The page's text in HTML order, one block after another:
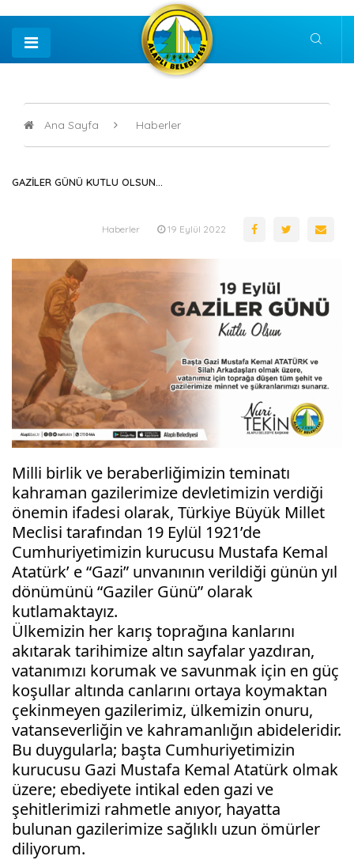
Ana Sayfa Haberler
GAZİLER GÜNÜ KUTLU OLSUN...
Haberler 19 Eylül 2022
Milli birlik ve beraberliğimizin teminatı
kahraman gazilerimize devletimizin verdiği
önemin ifadesi olarak, Türkiye Büyük Millet
Meclisi tarafından 19 Eylül 1921’de
Cumhuriyetimizin kurucusu Mustafa Kemal
Atatürk’ e “Gazi” unvanının verildiği günün yıl
dönümünü “Gaziler Günü” olarak
kutlamaktayız.
Ülkemizin her karış toprağına kanlarını
akıtarak tarihimize altın sayfalar yazdıran,
vatanımızı korumak ve savunmak için en güç
koşullar altında canlarını ortaya koymaktan
çekinmeyen gazilerimiz, ülkemizin onuru,
vatanseverliğin ve kahramanlığın abideleridir.
Bu duygularla; başta Cumhuriyetimizin
kurucusu Gazi Mustafa Kemal Atatürk olmak
üzere; ebediyete intikal eden gazi ve
şehitlerimizi rahmetle anıyor, hayatta
bulunan gazilerimize sağlıklı uzun ömürler
diliyorum.